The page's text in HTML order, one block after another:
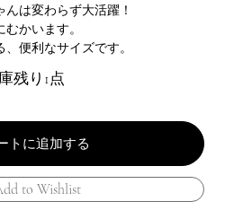
は変わらず大活躍！
かいます。
便利なサイズです。
残り1点
トに追加する
to Wishlist